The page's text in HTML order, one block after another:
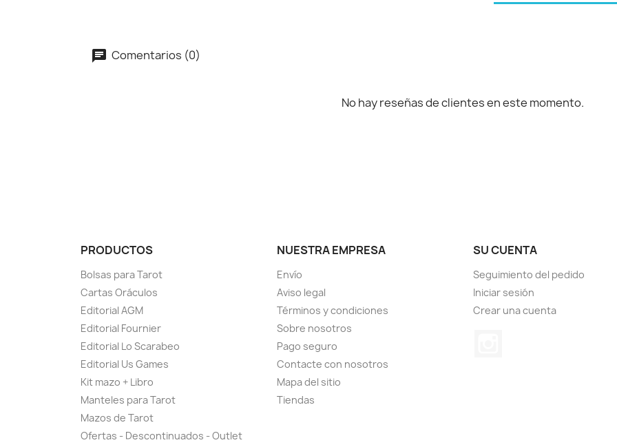
Comentarios (0)
No hay reseñas de clientes en este momento.
PRODUCTOS
Bolsas para Tarot
Cartas Oráculos
Editorial AGM
Editorial Fournier
Editorial Lo Scarabeo
Editorial Us Games
Kit mazo + Libro
Manteles para Tarot
Mazos de Tarot
Ofertas - Descontinuados - Outlet
NUESTRA EMPRESA
Envío
Aviso legal
Términos y condiciones
Sobre nosotros
Pago seguro
Contacte con nosotros
Mapa del sitio
Tiendas
SU CUENTA
Seguimiento del pedido
Iniciar sesión
Crear una cuenta